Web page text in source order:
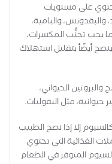
على مستويات
والبامية،
يجب تجنُّب المكسرات،
أيضًأ بتقليل استهلاك
الحيواني،
حيوانية، مثل البقوليات.
إلا إذا نصح الطبيب
الغذائية التي تحتوي
المتوفر في الطعام